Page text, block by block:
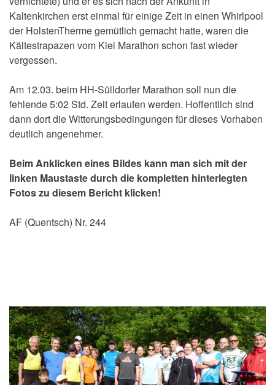
Kaltenkirchen erst einmal für einige Zeit in einen Whirlpool
der HolstenTherme gemütlich gemacht hatte, waren die
Kältestrapazen vom Kiel Marathon schon fast wieder
vergessen.
Am 12.03. beim HH-Sülldorfer Marathon soll nun die
fehlende 5:02 Std. Zeit erlaufen werden. Hoffentlich sind
dann dort die Witterungsbedingungen für dieses Vorhaben
deutlich angenehmer.
Beim Anklicken eines Bildes kann man sich mit der
linken Maustaste durch die kompletten hinterlegten
Fotos zu diesem Bericht klicken!
AF (Quentsch) Nr. 244